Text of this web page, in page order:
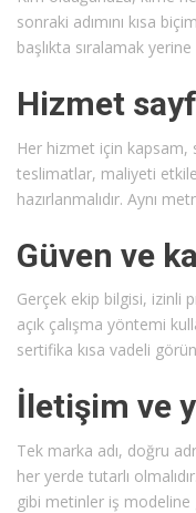
sonraki adımını kısa
başlıkta sıralamak
Hizmet
Her hizmet için
teslimatlar, maliyeti
hazırlanmalıdır. Aynı
Güven ve
Gerçek ekip bilgisi, izinli
açık çalışma yöntemi
sertifika kısa vadeli
İletişim ve
Tek marka adı, doğru
her yerde tutarlı
gibi metinler iş